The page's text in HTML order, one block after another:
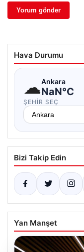
Hava Durumu
☁Ankara
NaN°C
ŞEHIR SEÇ
Bizi Takip Edin
Yan Manşet